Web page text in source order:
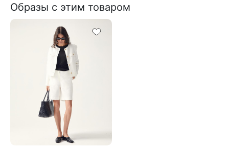
Образы с этим товаром